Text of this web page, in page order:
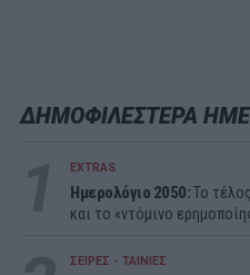
ΔΗΜΟΦΙΛΕΣΤΕΡΑ
EXTRAS
Ημερολόγιο 2050:To
και το «ντόμινο
ΣΕΙΡΕΣ - ΤΑΙΝΙΕΣ